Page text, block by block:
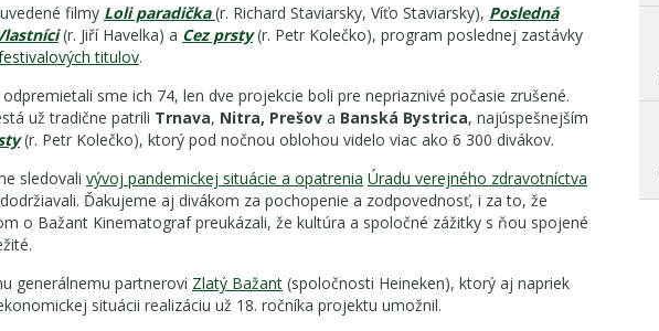
filmy Loli paradička(r. Richard Staviarsky, Víťo Staviarsky), Posledná
(r. Jiří Havelka) a Cez prsty(r. Petr Kolečko), program poslednej zastávky
titulov.
sme ich 74, len dve projekcie boli pre nepriaznivé počasie zrušené.
už tradične patrili Trnava, Nitra, Prešov a Banská Bystrica, najúspešnejším
(r. Petr Kolečko), ktorý pod nočnou oblohou videlo viac ako 6 300 divákov.
sledovali vývoj pandemickej situácie a opatrenia Úradu verejného zdravotníctva
Ďakujeme aj divákom za pochopenie a zodpovednosť, i za to, že
o Bažant Kinematograf preukázali, že kultúra a spoločné zážitky s ňou spojené
generálnemu partnerovi Zlatý Bažant (spoločnosti Heineken), ktorý aj napriek
situácii realizáciu už 18. ročníka projektu umožnil.